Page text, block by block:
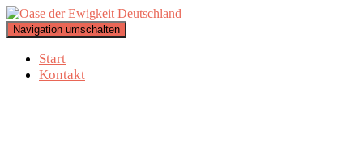
Navigation umschalten
Start
Kontakt